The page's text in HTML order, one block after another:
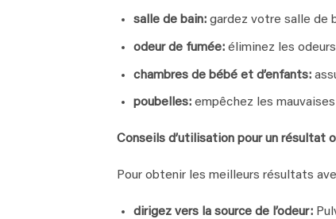
salle de bain:gardez votre salle de
odeur de fumée:éliminez les
chambres de bébé et d’enfants:
poubelles:empêchez les
Conseils d’utilisation pour un résultat
Pour obtenir les meilleurs résultats
dirigez vers la source de l’odeur: